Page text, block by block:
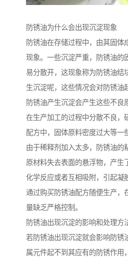
防锈油为什么会出现沉淀现象
防锈油在存储过程中，由其固体
现象。一些沉淀严重，防锈油的
易分散开，这现象称为防锈油结
生沉淀呢，这些情况会对防锈油
防锈油产生沉淀会产生这些不良
在生产加工的过程中分散不良，
配方中，固体原料密度过大等一
由于稀释剂加入太多，防锈油的
原材料失去表面的悬浮物，产生
化学反应或者互相吸附，引起凝
通过购买防锈油配方随便生产，
量缺乏严格控制。
防锈油出现沉淀的影响和处理方
若防锈油出现沉淀就会影响防锈
属元件起不到其应有的防锈作用